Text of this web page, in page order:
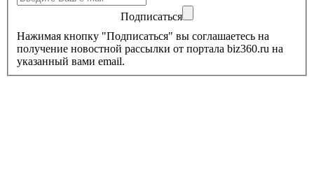
Подписаться
Нажимая кнопку "Подписаться" вы соглашаетесь на
получение новостной рассылки от портала biz360.ru на
указанный вами email.